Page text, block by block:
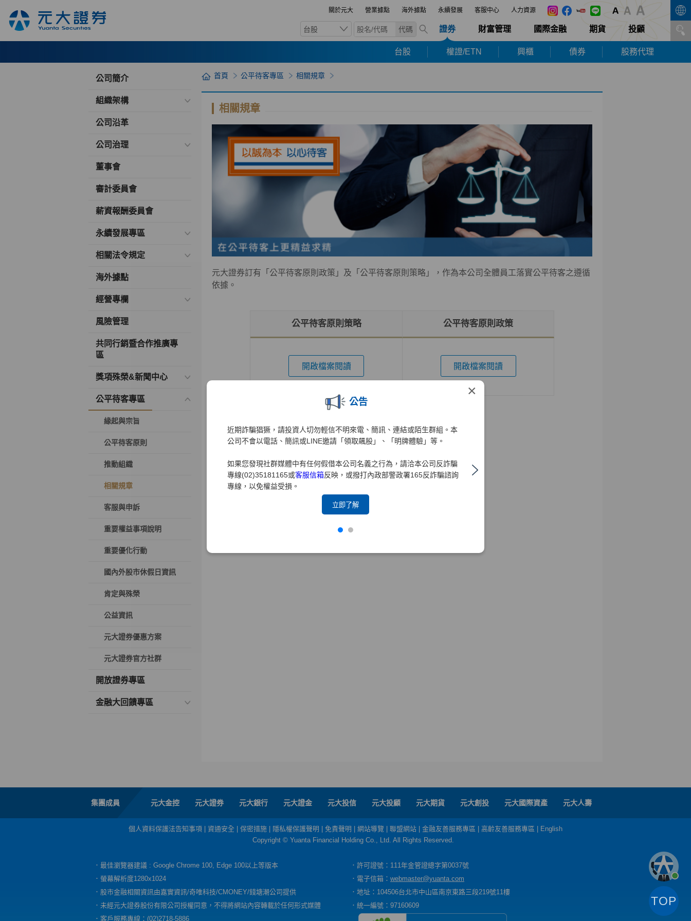
關於元大 營業據點 海外據點 永續發展 客服中心 人力資源
台股 代碼 證券 財富管理 國際金融 期貨 投顧
台股 權證/ETN 興櫃 債券 股務代理
×
公告
近期詐騙猖獗，請投資人切勿輕信不明來電、簡訊、連結或陌生群組。本
公司不會以電話、簡訊或LINE邀請「領取飆股」、「明牌體驗」等。
如果您發現社群媒體中有任何假借本公司名義之行為，請洽本公司反詐騙
專線(02)35181165或客服信箱反映，或撥打內政部警政署165反詐騙諮詢
專線，以免權益受損。
立即了解
公司簡介
組織架構
公司沿革
公司治理
董事會
審計委員會
薪資報酬委員會
永續發展專區
相關法令規定
海外據點
經營專欄
風險管理
共同行銷暨合作推廣專
區
獎項殊榮&新聞中心
公平待客專區
緣起與宗旨
公平待客原則
推動組織
相關規章
客服與申訴
重要權益事項說明
重要優化行動
國內外股市休假日資訊
肯定與殊榮
公益資訊
元大證券優惠方案
元大證券官方社群
開放證券專區
金融大回饋專區
首頁 公平待客專區 相關規章
相關規章
元大證券訂有「公平待客原則政策」及「公平待客原則策略」，作為本公司全體員工落實公平待客之遵循
依據。
公平待客原則策略 公平待客原則政策
開啟檔案閱讀 開啟檔案閱讀
集團成員 元大金控 元大證券 元大銀行 元大證金 元大投信 元大投顧 元大期貨 元大創投 元大國際資產 元大人壽
個人資料保護法告知事項 資通安全 保密措施 隱私權保護聲明 免責聲明 網站導覽 聯盟網站 金融友善服務專區 高齡友善服務專區
English
Copyright © Yuanta Financial Holding Co., Ltd. All Rights Reserved.
．最佳瀏覽器建議 : Google Chrome 100, Edge 100以上等版本
．許可證號：111年金管證總字第0037號
．螢幕解析度1280x1024
．電子信箱： webmaster@yuanta.com
．股市金融相關資訊由嘉實資訊/奇唯科技/CMONEY/錢塘潮公司提供
．地址：104506台北市中山區南京東路三段219號11樓
．未經元大證券股份有限公司授權同意，不得將網站內容轉載於任何形式媒體
．統一編號：97160609
．客戶服務專線：(02)2718-5886
TOP